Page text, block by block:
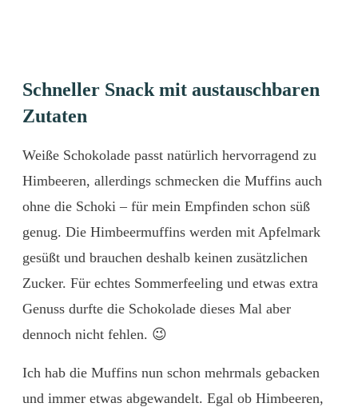
Schneller Snack mit austauschbaren
Zutaten
Weiße Schokolade passt natürlich hervorragend zu
Himbeeren, allerdings schmecken die Muffins auch
ohne die Schoki – für mein Empfinden schon süß
genug. Die Himbeermuffins werden mit Apfelmark
gesüßt und brauchen deshalb keinen zusätzlichen
Zucker. Für echtes Sommerfeeling und etwas extra
Genuss durfte die Schokolade dieses Mal aber
dennoch nicht fehlen. 😉
Ich hab die Muffins nun schon mehrmals gebacken
und immer etwas abgewandelt. Egal ob Himbeeren,